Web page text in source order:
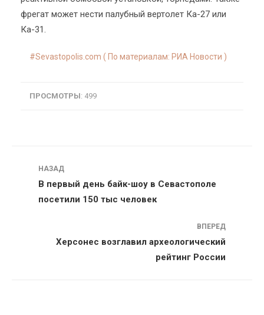
фрегат может нести палубный вертолет Ка-27 или
Ка-31.
Sevastopolis.com ( По материалам: РИА Новости )
ПРОСМОТРЫ: 499
Навигация
НАЗАД
В первый день байк-шоу в Севастополе
посетили 150 тыс человек
ВПЕРЕД
Херсонес возглавил археологический
рейтинг России